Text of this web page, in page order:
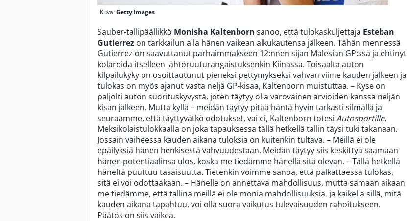
Kuva:Getty Images
Sauber-tallipäällikkö Monisha Kaltenborn sanoo, että tulokaskuljettaja Esteban
Gutierrez on tarkkailun alla hänen vaikean alkukautensa jälkeen. Tähän mennessä
Gutierrez on saavuttanut parhaimmakseen 12:nnen sijan Malesian GP:ssä ja ehtinyt
kolaroida itselleen lähtöruuturangaistuksenkin Kiinassa. Toisaalta auton
kilpailukyky on osoittautunut pieneksi pettymykseksi vahvan viime kauden jälkeen ja
tulokas on myös ajanut vasta neljä GP-kisaa, Kaltenborn muistuttaa. – Kyse on
paljolti auton suorituskyvystä, joten täytyy olla varovainen arvioiden kanssa neljän
kisan jälkeen. Mutta kyllä – meidän täytyy pitää häntä hyvin tarkasti silmällä ja
seuraamme, että täyttyvätkö odotukset, vai ei, Kaltenborn totesi Autosportille.
Meksikolaistulokkaalla on joka tapauksessa tällä hetkellä tallin täysi tuki takanaan.
Jossain vaiheessa kauden aikana tuloksia on kuitenkin tultava. – Meillä ei ole
epäilyksiä hänen henkisestä vahvuudestaan. Meidän täytyy siis keskittyä saamaan
hänen potentiaalinsa ulos, koska me tiedämme hänellä sitä olevan. – Tällä hetkellä
häneltä puuttuu tasaisuutta. Tietenkin voimme sanoa, että palkattaessa tulokas,
sitä ei voi odottaakaan. – Hänelle on annettava mahdollisuus, mutta samaan aikaan
me tiedämme, että tallina meillä ei ole monia mahdollisuuksia, ja kaikella sillä, mitä
kauden aikana tapahtuu, voi olla suora vaikutus tulevaisuuden rahoitukseen.
Päätös on siis vaikea.